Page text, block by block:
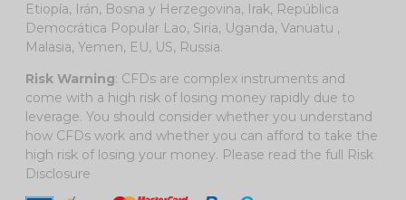
Etiopía, Irán, Bosna y Herzegovina, Irak, República
Democrática Popular Lao, Siria, Uganda, Vanuatu ,
Malasia, Yemen, EU, US, Russia.
Risk Warning: CFDs are complex instruments and
come with a high risk of losing money rapidly due to
leverage. You should consider whether you understand
how CFDs work and whether you can afford to take the
high risk of losing your money. Please read the full Risk
Disclosure